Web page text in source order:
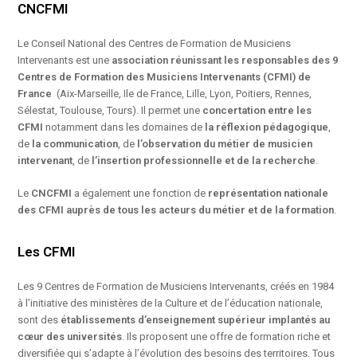
CNCFMI
Le Conseil National des Centres de Formation de Musiciens
Intervenants est une association réunissant les responsables des 9
Centres de Formation des Musiciens Intervenants (CFMI) de
France (Aix-Marseille, Ile de France, Lille, Lyon, Poitiers, Rennes,
Sélestat, Toulouse, Tours). Il permet une concertation entre les
CFMI notamment dans les domaines de la réflexion pédagogique,
de la communication, de l’observation du métier de musicien
intervenant, de l’insertion professionnelle et de la recherche.
Le CNCFMI a également une fonction de représentation nationale
des CFMI auprès de tous les acteurs du métier et de la formation.
Les CFMI
Les 9 Centres de Formation de Musiciens Intervenants, créés en 1984
à l’initiative des ministères de la Culture et de l’éducation nationale,
sont des établissements d’enseignement supérieur implantés au
cœur des universités. Ils proposent une offre de formation riche et
diversifiée qui s’adapte à l’évolution des besoins des territoires. Tous